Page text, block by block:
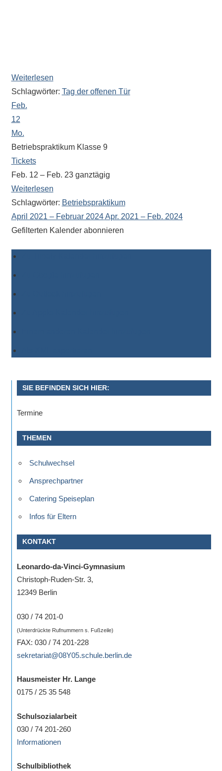
Weiterlesen
Schlagwörter: Tag der offenen Tür
Feb.
12
Mo.
Betriebspraktikum Klasse 9
Tickets
Feb. 12 – Feb. 23 ganztägig
Weiterlesen
Schlagwörter: Betriebspraktikum
April 2021 – Februar 2024 Apr. 2021 – Feb. 2024
Gefilterten Kalender abonnieren
SIE BEFINDEN SICH HIER:
Termine
THEMEN
Schulwechsel
Ansprechpartner
Catering Speiseplan
Infos für Eltern
KONTAKT
Leonardo-da-Vinci-Gymnasium
Christoph-Ruden-Str. 3,
12349 Berlin
030 / 74 201-0
(Unterdrückte Rufnummern s. Fußzeile)
FAX: 030 / 74 201-228
sekretariat@08Y05.schule.berlin.de
Hausmeister Hr. Lange
0175 / 25 35 548
Schulsozialarbeit
030 / 74 201-260
Informationen
Schulbibliothek